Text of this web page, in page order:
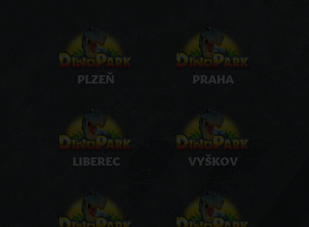
PLZEŇ PRAHA
LIBEREC VYŠKOV